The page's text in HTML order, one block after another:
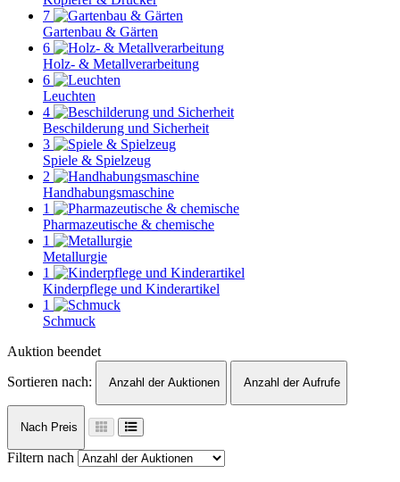
7
Gartenbau & Gärten
6
Holz- & Metallverarbeitung
6
Leuchten
4
Beschilderung und Sicherheit
3
Spiele & Spielzeug
2
Handhabungsmaschine
1
Pharmazeutische & chemische
1
Metallurgie
1
Kinderpflege und Kinderartikel
1
Schmuck
Auktion beendet
Sortieren nach:
Anzahl der Auktionen Anzahl der Aufrufe
Nach Preis
Filtern nach